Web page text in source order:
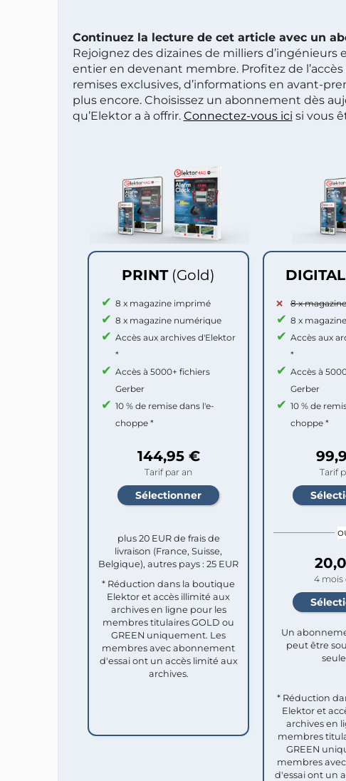
Continuez la lecture de cet article avec un
Rejoignez des dizaines de milliers
entier en devenant membre. Profitez de
remises exclusives, d’informations en avant-
plus encore. Choisissez un abonnement dès
qu’Elektor a à offrir. Connectez-vous ici si vous
PRINT (Gold)
8 x magazine imprimé
8 x magazine numérique
Accès aux archives d'Elektor
*
Accès à 5000+ fichiers
Gerber
10 % de remise dans l'e-
choppe *
144,95 €
Tarif par an
plus 20 EUR de frais de
livraison (France, Suisse,
Belgique), autres pays : 25 EUR
* Réduction dans la boutique
Elektor et accès illimité aux
archives en ligne pour les
membres titulaires GOLD ou
GREEN uniquement. Les
membres avec abonnement
d'essai ont un accès limité aux
archives.
DIGITAL
8 x
8 x
Accès aux
*
Accès à
Gerber
10 % de
choppe *
Tarif
4 mois
Un
peut être
* Réduction
Elektor et
archives en
membres
GREEN
membres
d'essai ont un